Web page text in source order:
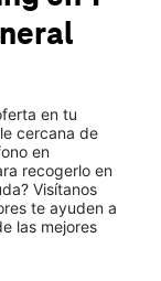
78363
en tu
cercana de
en
recogerlo en
Visítanos
te ayuden a
las mejores